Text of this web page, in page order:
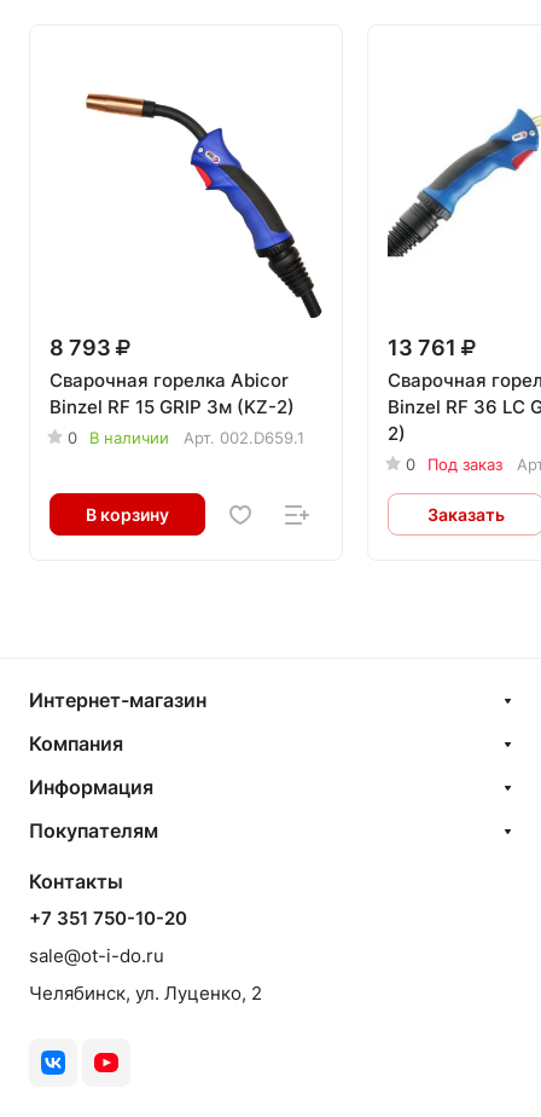
8 793
Сварочная горелка Abicor
Binzel RF 15 GRIP 3м (KZ-2)
0 В наличии Арт. 002.D659.1
В корзину
13 761
Сварочная
Binzel RF 36 LC
2)
0 Под заказ
Заказать
Интернет-магазин
Компания
Информация
Покупателям
Контакты
+7 351 750-10-20
sale@ot-i-do.ru
Челябинск, ул. Луценко, 2